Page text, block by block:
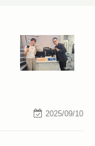
2025/09/10